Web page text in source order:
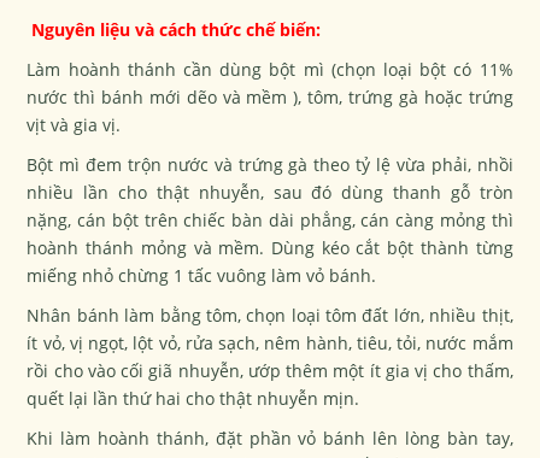
Nguyên liệu và cách thức chế biến:
Làm hoành thánh cần dùng bột mì (chọn loại bột có 11%
nước thì bánh mới dẽo và mềm ), tôm, trứng gà hoặc trứng
vịt và gia vị.
Bột mì đem trộn nước và trứng gà theo tỷ lệ vừa phải, nhồi
nhiều lần cho thật nhuyễn, sau đó dùng thanh gỗ tròn
nặng, cán bột trên chiếc bàn dài phẳng, cán càng mỏng thì
hoành thánh mỏng và mềm. Dùng kéo cắt bột thành từng
miếng nhỏ chừng 1 tấc vuông làm vỏ bánh.
Nhân bánh làm bằng tôm, chọn loại tôm đất lớn, nhiều thịt,
ít vỏ, vị ngọt, lột vỏ, rửa sạch, nêm hành, tiêu, tỏi, nước mắm
rồi cho vào cối giã nhuyễn, ướp thêm một ít gia vị cho thấm,
quết lại lần thứ hai cho thật nhuyễn mịn.
Khi làm hoành thánh, đặt phần vỏ bánh lên lòng bàn tay,